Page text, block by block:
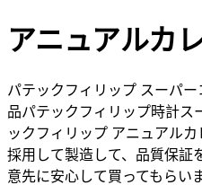
アニュアルカ
パテックフィリップ スーパ
品パテックフィリップ時計ス
ックフィリップ アニュアル
採用して製造して、品質保証
意先に安心して買ってもらい